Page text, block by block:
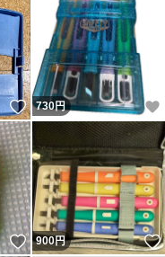
いいね！
730円
いいね！
900円